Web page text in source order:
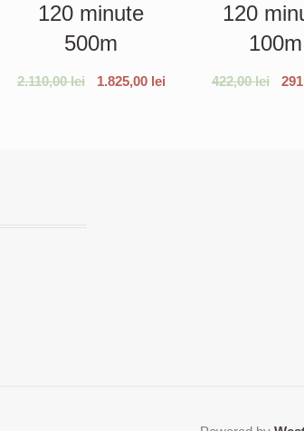
120 minute
500m
2.110,00lei 1.825,00 lei
120
100m
422,00lei